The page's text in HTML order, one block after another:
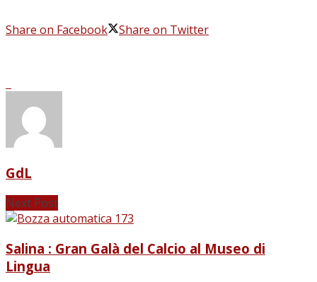
Share on Facebook Share on Twitter
GdL
Next Post
Salina : Gran Galà del Calcio al Museo di
Lingua